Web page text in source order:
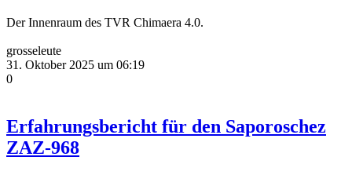
Der Innenraum des TVR Chimaera 4.0.
grosseleute
31. Oktober 2025 um 06:19
0
Erfahrungsbericht für den Saporoschez
ZAZ-968